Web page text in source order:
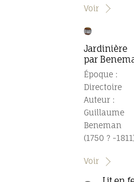
Voir
Jardinière
par
Époque :
Directoire
Auteur :
Guillaume
Beneman
(1750 ? -
Voir